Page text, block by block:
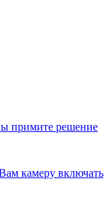
примите решение
камеру включать